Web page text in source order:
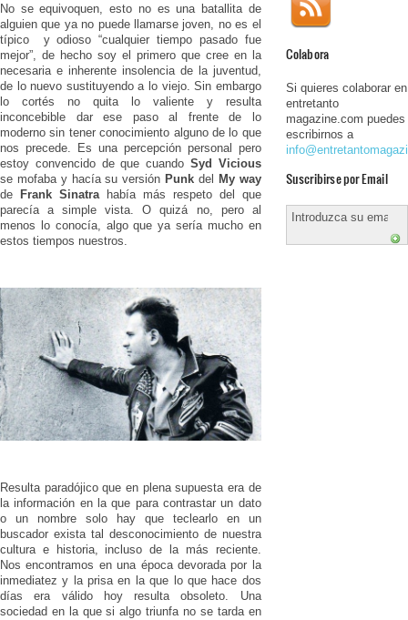
No se equivoquen, esto no es una batallita de
alguien que ya no puede llamarse joven, no es el
típico y odioso “cualquier tiempo pasado fue
mejor”, de hecho soy el primero que cree en la
necesaria e inherente insolencia de la juventud,
de lo nuevo sustituyendo a lo viejo. Sin embargo
lo cortés no quita lo valiente y resulta
inconcebible dar ese paso al frente de lo
moderno sin tener conocimiento alguno de lo que
nos precede. Es una percepción personal pero
estoy convencido de que cuando Syd Vicious
se mofaba y hacía su versiónPunk del My way
de Frank Sinatrahabía más respeto del que
parecía a simple vista. O quizá no, pero al
menos lo conocía, algo que ya sería mucho en
estos tiempos nuestros.
Resulta paradójico que en plena supuesta era de
la información en la que para contrastar un dato
o un nombre solo hay que teclearlo en un
buscador exista tal desconocimiento de nuestra
cultura e historia, incluso de la más reciente.
Nos encontramos en una época devorada por la
inmediatez y la prisa en la que lo que hace dos
días era válido hoy resulta obsoleto. Una
sociedad en la que si algo triunfa no se tarda en
Colabora
Si quieres colaborar en
entretanto
magazine.com puedes
escribirnos a
Suscribirse por Email